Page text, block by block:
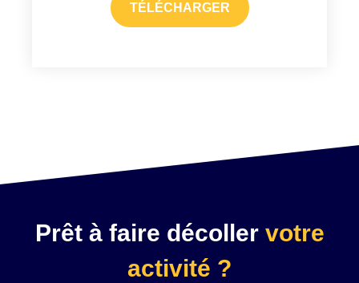
TÉLÉCHARGER
Prêt à faire décoller votre
activité ?